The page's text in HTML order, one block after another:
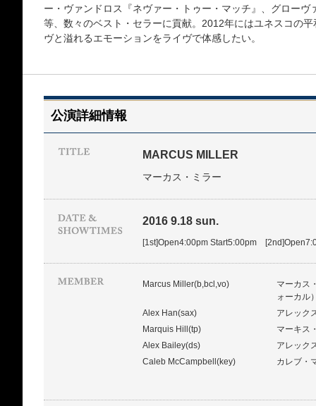
ー・ヴァンドロス『ネヴァー・トゥー・マッチ』、グロー
等、数々のベスト・セラーに貢献。2012年にはユネスコの
ヴと溢れるエモーションをライヴで体感したい。
公演詳細情報
MARCUS MILLER
マーカス・ミラー
2016 9.18 sun.
[1st]Open4:00pm Start5:00pm
Marcus Miller(b,bcl,vo)
マーカス
ォーカル
Alex Han(sax)
アレック
Marquis Hill(tp)
マーキス
Alex Bailey(ds)
アレック
Caleb McCampbell(key)
カレブ・